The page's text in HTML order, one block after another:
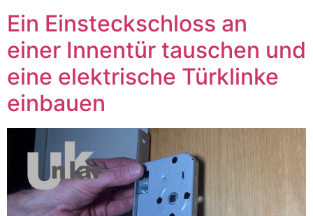
Ein Einsteckschloss an
einer Innentür tauschen und
eine elektrische Türklinke
einbauen